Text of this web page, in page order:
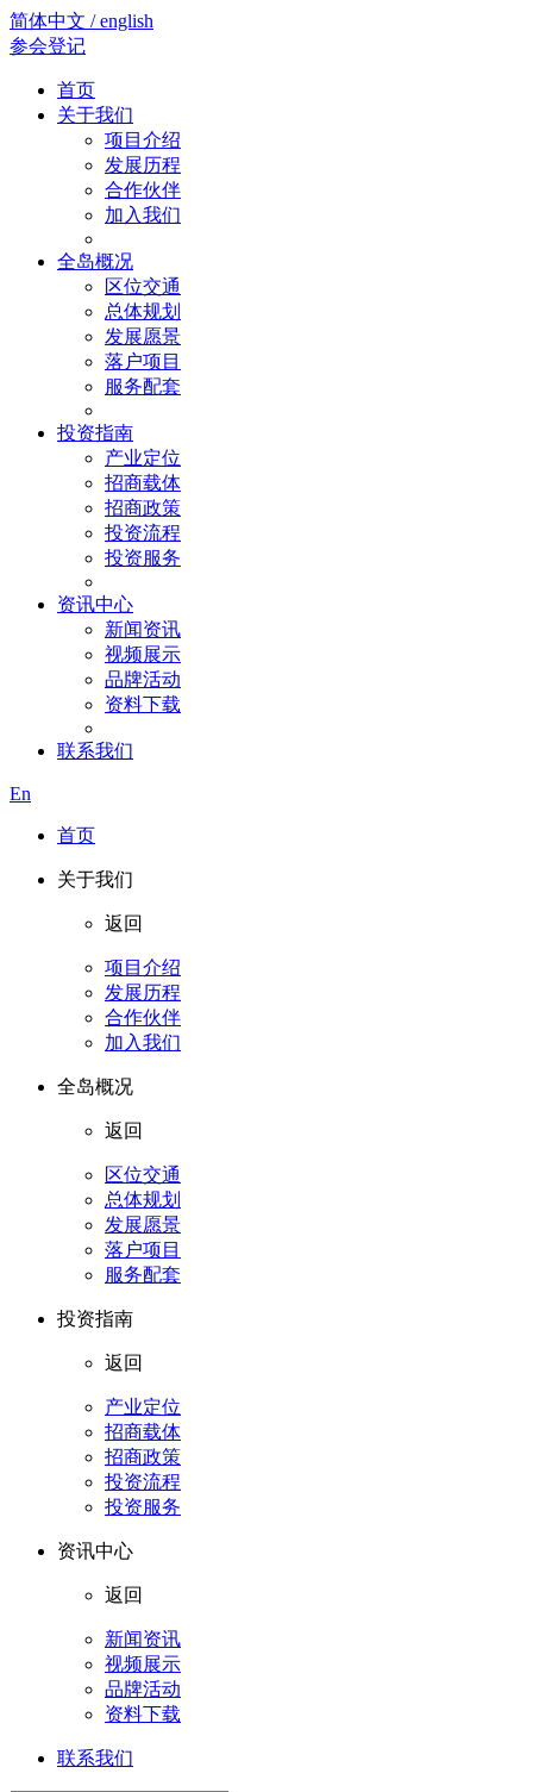
简体中文 / english
参会登记
首页
关于我们
项目介绍
发展历程
合作伙伴
加入我们
全岛概况
区位交通
总体规划
发展愿景
落户项目
服务配套
投资指南
产业定位
招商载体
招商政策
投资流程
投资服务
资讯中心
新闻资讯
视频展示
品牌活动
资料下载
联系我们
En
首页
关于我们
返回
项目介绍
发展历程
合作伙伴
加入我们
全岛概况
返回
区位交通
总体规划
发展愿景
落户项目
服务配套
投资指南
返回
产业定位
招商载体
招商政策
投资流程
投资服务
资讯中心
返回
新闻资讯
视频展示
品牌活动
资料下载
联系我们